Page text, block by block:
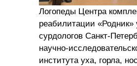
Логопеды Центра
реабилитации «Родник»
сурдологов Санкт-
научно-
института уха, горла,